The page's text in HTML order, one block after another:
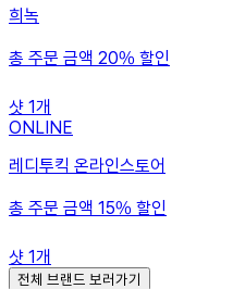
희녹
총 주문 금액 20% 할인
샷 1개
ONLINE
레디투킥 온라인스토어
총 주문 금액 15% 할인
샷 1개
전체 브랜드 보러가기